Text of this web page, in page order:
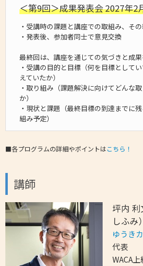
＜第9回＞成果発表会 2027年2
・受講時の課題と講座での取組み、そ
・発表後、参加者同士で意見交換
最終回は、講座を通じての気づきと成果
・受講の目的と目標（何を目標として
えていたか）
・取り組み（課題解決に向けてどんな
か）
・現状と課題（最終目標の到達までに
組み予定）
■各プログラムの詳細やポイントはこちら！
講師
坪内
しふみ
ゆうき
代表
WACA